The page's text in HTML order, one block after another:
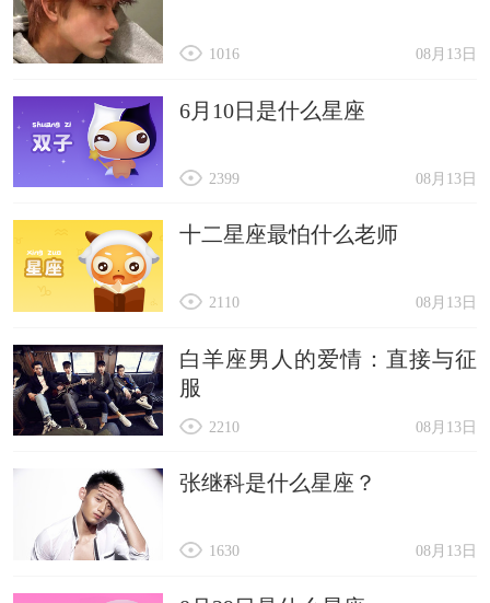
08月13日
1016
6月10日是什么星座
08月13日
2399
十二星座最怕什么老师
08月13日
2110
白羊座男人的爱情：直接与征
服
08月13日
2210
张继科是什么星座？
08月13日
1630